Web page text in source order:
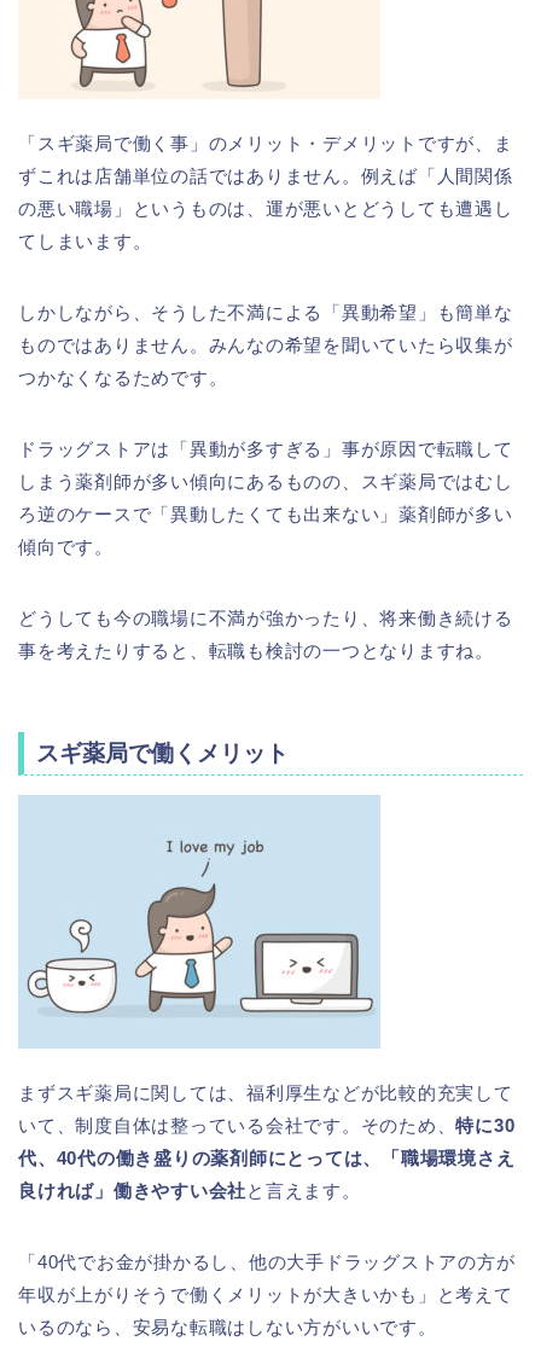
「スギ薬局で働く事」のメリット・デメリットですが、ま
ずこれは店舗単位の話ではありません。例えば「人間関係
の悪い職場」というものは、運が悪いとどうしても遭遇し
てしまいます。
しかしながら、そうした不満による「異動希望」も簡単な
ものではありません。みんなの希望を聞いていたら収集が
つかなくなるためです。
ドラッグストアは「異動が多すぎる」事が原因で転職して
しまう薬剤師が多い傾向にあるものの、スギ薬局ではむし
ろ逆のケースで「異動したくても出来ない」薬剤師が多い
傾向です。
どうしても今の職場に不満が強かったり、将来働き続ける
事を考えたりすると、転職も検討の一つとなりますね。
スギ薬局で働くメリット
まずスギ薬局に関しては、福利厚生などが比較的充実して
いて、制度自体は整っている会社です。そのため、特に30
代、40代の働き盛りの薬剤師にとっては、「職場環境さえ
良ければ」働きやすい会社と言えます。
「40代でお金が掛かるし、他の大手ドラッグストアの方が
年収が上がりそうで働くメリットが大きいかも」と考えて
いるのなら、安易な転職はしない方がいいです。